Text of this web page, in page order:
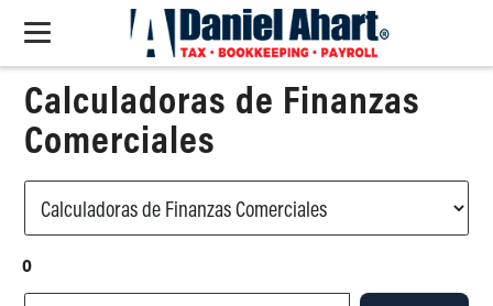
Calculadoras de Finanzas
Comerciales
o